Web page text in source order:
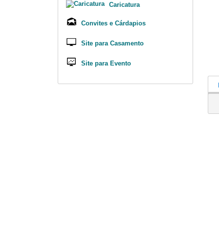
Caricatura
Convites e Cárdapios
Site para Casamento
Site para Evento